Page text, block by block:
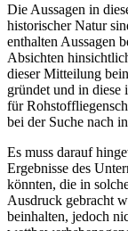
Die Aussagen in
historischer Natur
enthalten Aussagen
Absichten
dieser Mitteilung
gründet und in diese
für
bei der Suche nach
Es muss darauf
Ergebnisse des
könnten, die in
Ausdruck gebracht
beinhalten, jedoch